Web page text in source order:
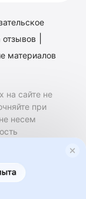
отзывов
материалов
сайте не
при
несем
осуществляется
Бизнесменс.ру